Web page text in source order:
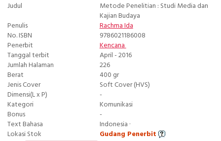
Judul
Metode Penelitian : Studi Media dan
Kajian Budaya
Penulis
Rachma Ida
No. ISBN
9786021186008
Penerbit
Kencana
Tanggal terbit
April - 2016
Jumlah Halaman
226
Berat
400 gr
Jenis Cover
Soft Cover (HVS)
Dimensi(L x P)
-
Kategori
Komunikasi
Bonus
-
Text Bahasa
Indonesia ·
Lokasi Stok
Gudang Penerbit